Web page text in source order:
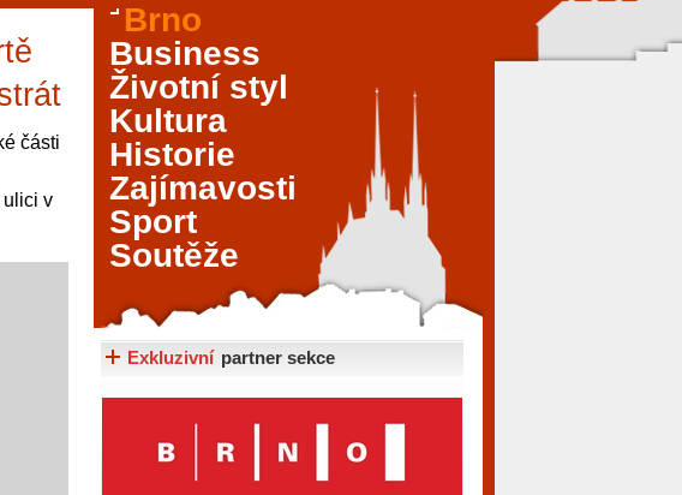
části
ulici v
Od
skvělé
ale také
klasické
Brno
Business
Životní styl
Kultura
Historie
Zajímavosti
Sport
Soutěže
Exkluzivní partner sekce